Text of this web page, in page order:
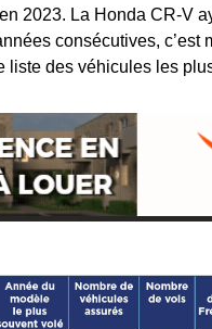
2023. La Honda CR-V
consécutives, c’est
liste des véhicules les